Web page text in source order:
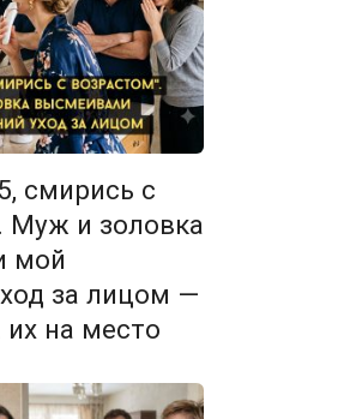
смирись с
Муж и золовка
мой
за лицом —
их на место